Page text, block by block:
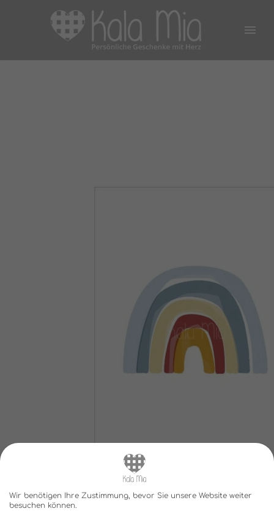
Wir benötigen Ihre Zustimmung, bevor Sie unsere Website weiter
besuchen können.